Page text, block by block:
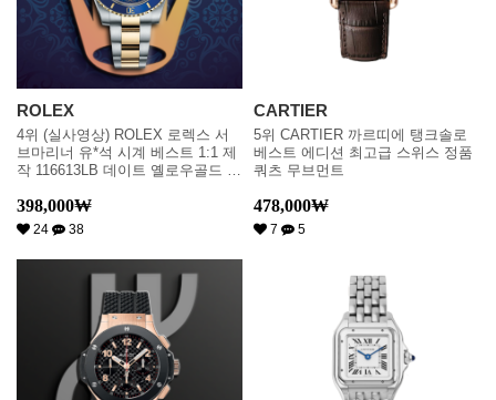
ROLEX
4위 (실사영상) ROLEX 로렉스 서
브마리너 유*석 시계 베스트 1:1 제
작 116613LB 데이트 옐로우골드 콤
무브먼트rol0226
398,000₩
24 38
CARTIER
5위 CARTIER 까르띠에 탱크솔로
베스트 에디션 최고급 스위스 정품
쿼츠 무브먼트
478,000₩
7 5